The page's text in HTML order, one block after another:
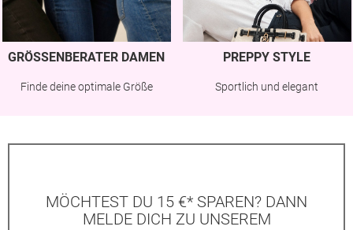
GRÖSSENBERATER DAMEN
Finde deine optimale Größe
PREPPY STYLE
Sportlich und elegant
MÖCHTEST DU 15 €* SPAREN? DANN
MELDE DICH ZU UNSEREM